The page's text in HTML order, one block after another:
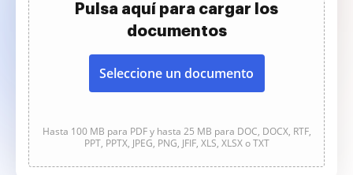
Pulsa aquí para cargar los
documentos
Seleccione un documento
Hasta 100 MB para PDF y hasta 25 MB para DOC, DOCX, RTF,
PPT, PPTX, JPEG, PNG, JFIF, XLS, XLSX o TXT